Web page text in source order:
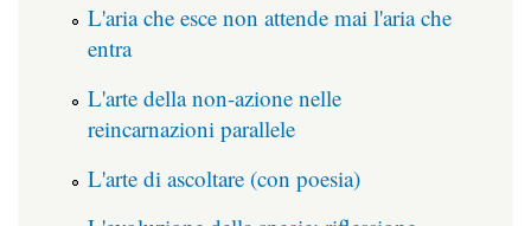
L'aria che esce non attende mai l'aria che
entra
L'arte della non-azione nelle
reincarnazioni parallele
L'arte di ascoltare (con poesia)